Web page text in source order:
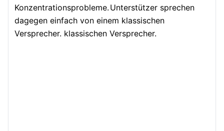
Konzentrationsprobleme. Unterstützer sprechen
dagegen einfach von einem klassischen
Versprecher. klassischen Versprecher.